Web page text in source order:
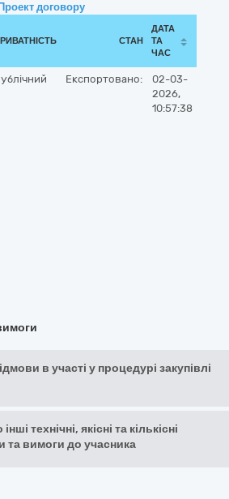
договору
СТАН
ДАТА
ТА
ЧАС
Експортовано:
02-03-
2026,
10:57:38
в участі у процедурі закупівлі
технічні, якісні та кількісні
та вимоги до учасника